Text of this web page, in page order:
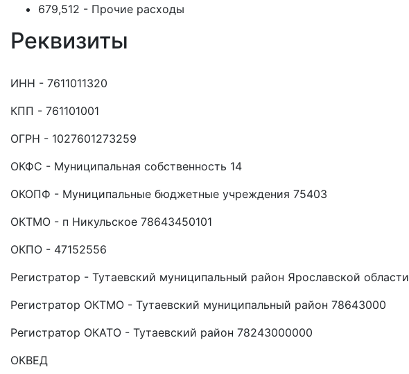
679,512 - Прочие расходы
Реквизиты
ИНН - 7611011320
КПП - 761101001
ОГРН - 1027601273259
ОКФС - Муниципальная собственность 14
ОКОПФ - Муниципальные бюджетные учреждения 75403
ОКТМО - п Никульское 78643450101
ОКПО - 47152556
Регистратор - Тутаевский муниципальный район Ярославской области
Регистратор ОКТМО - Тутаевский муниципальный район 78643000
Регистратор ОКАТО - Тутаевский район 78243000000
ОКВЕД